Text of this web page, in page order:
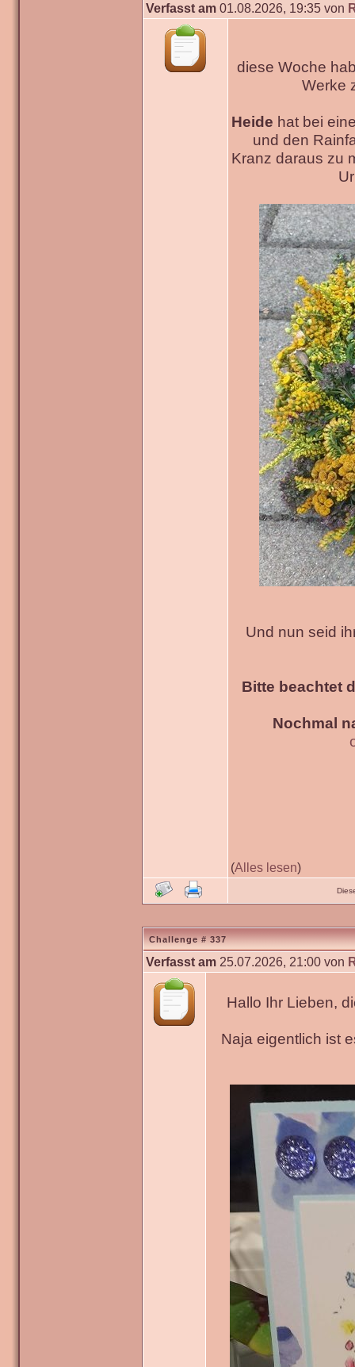
Verfasst am 01.08.2026, 19:35 von
diese Woche
Werke
Heide hat bei
und den
Kranz daraus zu
Und nun seid
Bitte beachtet
Nochmal
(Alles lesen)
Challenge # 337
Verfasst am 25.07.2026, 21:00 von
Hallo Ihr Lieben,
Naja eigentlich ist